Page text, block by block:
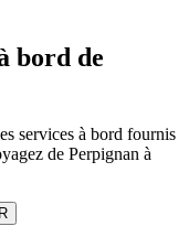
bord de
services à bord fournis
de Perpignan à